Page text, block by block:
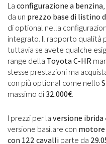
Laconfigurazione a benzina
da un prezzo base di listino
di optional nella
integrato. Il rapporto qualità
tuttavia se avete qualche
range della Toyota C-HR
stesse prestazioni ma
con più optional come nello
massimo di32.000€.
I prezzi per laversione ibrida
versione basilare con
con 122 cavalliparte da